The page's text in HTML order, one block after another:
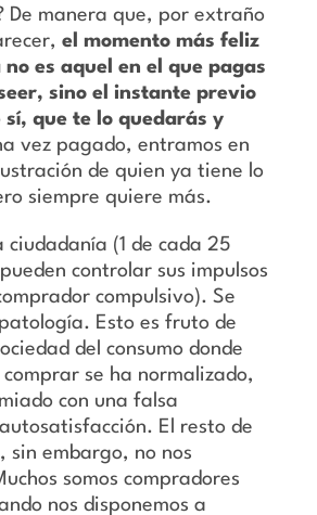
De manera que, por extraño
el momento más feliz
es aquel en el que pagas
sino el instante previo
que te lo quedarás y
vez pagado, entramos en
de quien ya tiene lo
siempre quiere más.
ciudadanía (1 de cada 25
controlar sus impulsos
compulsivo). Se
Esto es fruto de
del consumo donde
se ha normalizado,
con una falsa
El resto de
sin embargo, no nos
somos compradores
nos disponemos a